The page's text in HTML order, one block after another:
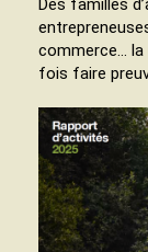
Des familles
commerce… la
fois faire